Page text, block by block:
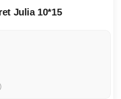
Julia 10*15